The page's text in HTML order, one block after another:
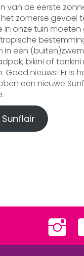
van de eerste
zomerse gevoel
onze tuin moeten
in een
bikini of
Goed nieuws! Er is
een nieuwe
Sunflair